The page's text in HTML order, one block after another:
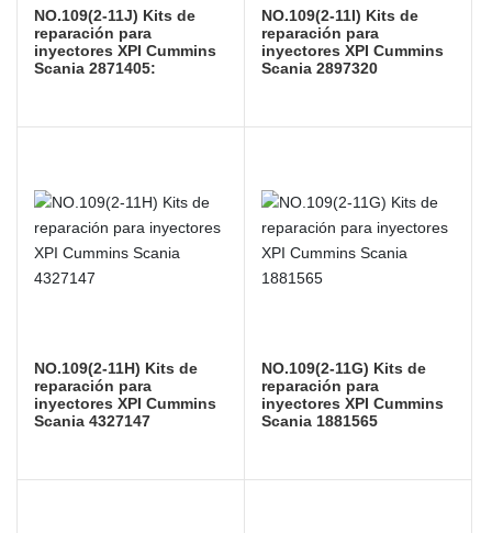
NO.109(2-11J) Kits de
reparación para
inyectores XPI Cummins
Scania 2871405:
NO.109(2-11I) Kits de
reparación para
inyectores XPI Cummins
Scania 2897320
NO.109(2-11H) Kits de
reparación para
inyectores XPI Cummins
Scania 4327147
NO.109(2-11G) Kits de
reparación para
inyectores XPI Cummins
Scania 1881565